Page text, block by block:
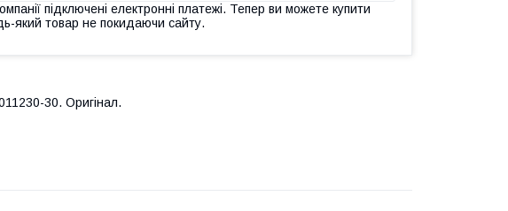
підключені електронні платежі. Тепер ви можете купити
який товар не покидаючи сайту.
30. Оригінал.